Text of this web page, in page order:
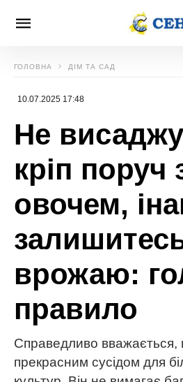
ГОЛОВНА ДІМ ТА САД
10.07.2025 17:48
Не
кріп поруч
овочем,
врожаю:
правило
Справедливо вважається,
прекрасним сусідом для